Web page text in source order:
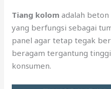
Tiang kolom adalah
yang berfungsi sebagai
panel agar tetap tegak
beragam tergantung
konsumen.